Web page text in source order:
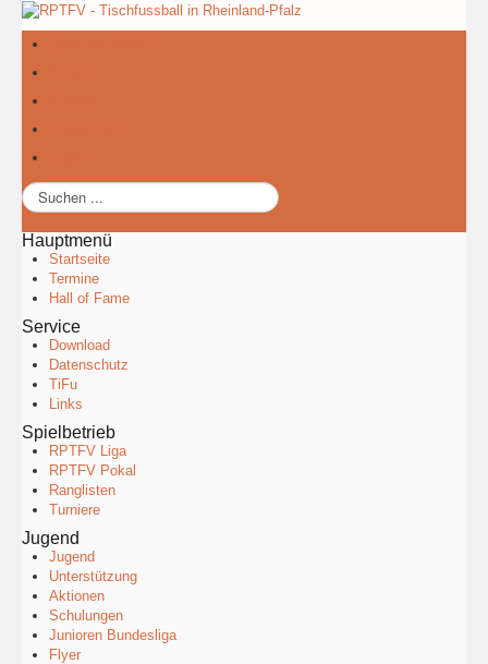
Suchen
...
Hauptmenü
Startseite
Termine
Hall of Fame
Service
Download
Datenschutz
TiFu
Links
Spielbetrieb
RPTFV Liga
RPTFV Pokal
Ranglisten
Turniere
Jugend
Jugend
Unterstützung
Aktionen
Schulungen
Junioren Bundesliga
Flyer